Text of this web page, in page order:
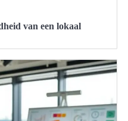
van een lokaal